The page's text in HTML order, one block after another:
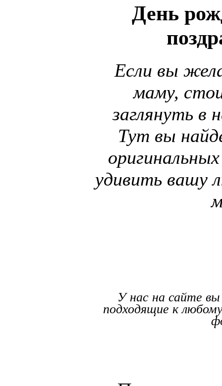
День
Если вы
маму,
заглянуть в
Тут вы
удивить вашу
У нас на сайте вы
подходящие к